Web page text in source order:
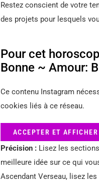
Restez conscient de votre
des projets pour lesquels
Pour cet
Bonne ~ Amour:
Ce contenu Instagram
cookies liés à ce réseau.
ACCEPTER ET AFFICHER
Précision : Lisez les
meilleure idée sur ce qui
Ascendant Verseau, lisez